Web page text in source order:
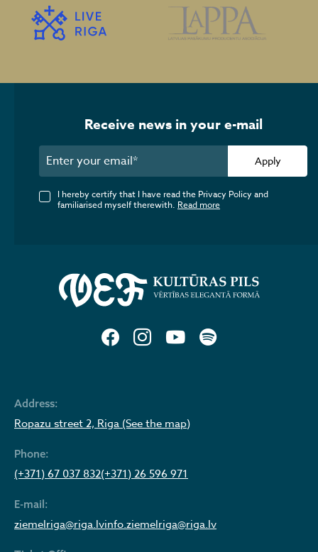
Address:
Ropazu street 2, Riga (See the map)
Phone:
(+371) 67 037 832(+371) 26 596 971
E-mail:
ziemelriga@riga.lvinfo.ziemelriga@riga.lv
Receive news in your e-mail
Apply
I hereby certify that I have read the Privacy Policy and
familiarised myself therewith. Read more